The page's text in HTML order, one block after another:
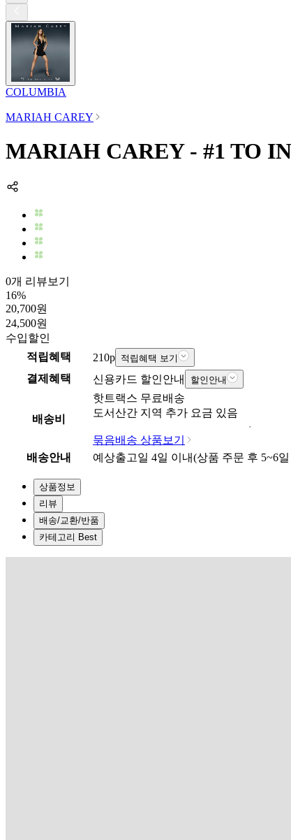
COLUMBIA
MARIAH CAREY
MARIAH CAREY - #1 TO
0개 리뷰보기
16%
20,700원
24,500원
수입할인
적립혜택
210p 적립혜택 보기
결제혜택 신용카드 할인안내 할인안내
배송비
핫트랙스 무료배송
도서산간 지역 추가 요금 있음
묶음배송 상품보기
배송안내
예상출고일 4일 이내(상품 주문 후 5~6일
상품정보
리뷰
배송/교환/반품
카테고리 Best